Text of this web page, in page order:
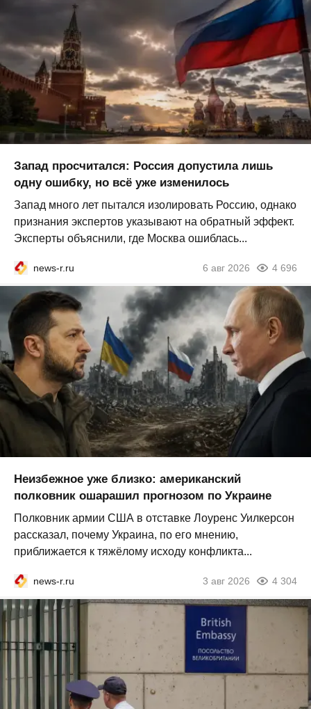
Запад просчитался: Россия допустила лишь
одну ошибку, но всё уже изменилось
Запад много лет пытался изолировать Россию, однако
признания экспертов указывают на обратный эффект.
Эксперты объяснили, где Москва ошиблась...
news-r.ru 6 авг 2026 4 696
Неизбежное уже близко: американский
полковник ошарашил прогнозом по Украине
Полковник армии США в отставке Лоуренс Уилкерсон
рассказал, почему Украина, по его мнению,
приближается к тяжёлому исходу конфликта...
news-r.ru 3 авг 2026 4 304